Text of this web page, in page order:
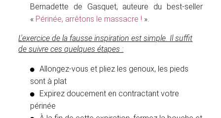
Bernadette de Gasquet, auteure du best-seller
« Périnée, arrêtons le massacre ! ».
L'exercice de la fausse inspiration est simple. Il suffit
de suivre ces quelques étapes :
Allongez-vous et pliez les genoux, les pieds
sont à plat
Expirez doucement en contractant votre
périnée